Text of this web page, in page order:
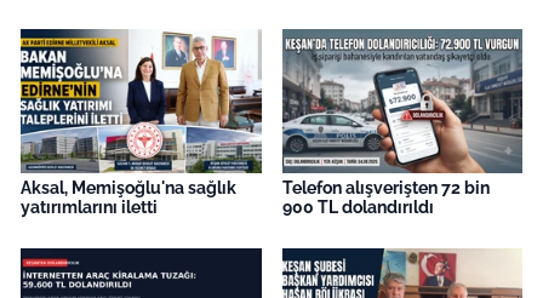
Aksal, Memişoğlu'na sağlık
yatırımlarını iletti
Telefon alışverişten 72 bin
900 TL dolandırıldı